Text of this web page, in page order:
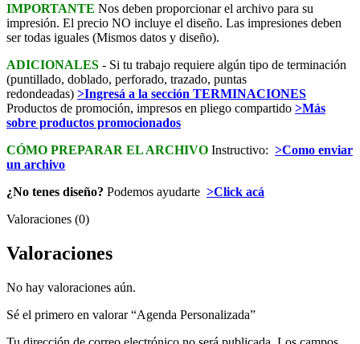
IMPORTANTE Nos deben proporcionar el archivo para su
impresión. El precio NO incluye el diseño. Las impresiones deben
ser todas iguales (Mismos datos y diseño).
ADICIONALES - Si tu trabajo requiere algún tipo de terminación
(puntillado, doblado, perforado, trazado, puntas
redondeadas) >Ingresá a la sección TERMINACIONES
Productos de promoción, impresos en pliego compartido >Más
sobre productos promocionados
CÓMO PREPARAR EL ARCHIVO Instructivo: >Como enviar
un archivo
¿No tenes diseño? Podemos ayudarte >Click acá
Valoraciones (0)
Valoraciones
No hay valoraciones aún.
Sé el primero en valorar “Agenda Personalizada”